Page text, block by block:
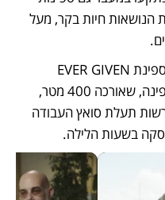
בשעות הלילה.